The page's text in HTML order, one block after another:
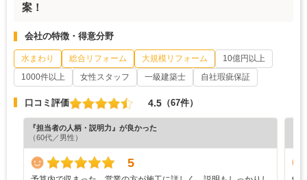
案！
会社の特徴・得意分野
水まわり 総合リフォーム 大規模リフォーム
10億円以上
1000件以上
女性スタッフ 一級建築士 自社瑕疵保証
口コミ評価 4.5 （67件）
『担当者の人柄・説明力』が良かった
（60代／男性）
5